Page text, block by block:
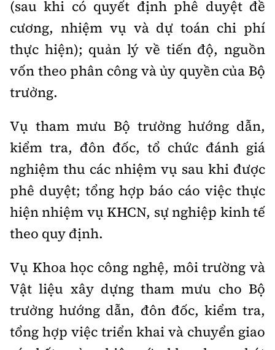
(sau khi có quyết định phê duyệt đề
cương, nhiệm vụ và dự toán chi phí
thực hiện); quản lý về tiến độ, nguồn
vốn theo phân công và ủy quyền của Bộ
trưởng.
Vụ tham mưu Bộ trưởng hướng dẫn,
kiểm tra, đôn đốc, tổ chức đánh giá
nghiệm thu các nhiệm vụ sau khi được
phê duyệt; tổng hợp báo cáo việc thực
hiện nhiệm vụ KHCN, sự nghiệp kinh tế
theo quy định.
Vụ Khoa học công nghệ, môi trường và
Vật liệu xây dựng tham mưu cho Bộ
trưởng hướng dẫn, đôn đốc, kiểm tra,
tổng hợp việc triển khai và chuyển giao